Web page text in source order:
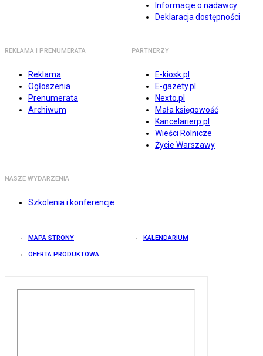
Informacje o nadawcy
Deklaracja dostępności
REKLAMA I PRENUMERATA
Reklama
Ogłoszenia
Prenumerata
Archiwum
PARTNERZY
E-kiosk.pl
E-gazety.pl
Nexto.pl
Mała księgowość
Kancelarierp.pl
Wieści Rolnicze
Życie Warszawy
NASZE WYDARZENIA
Szkolenia i konferencje
MAPA STRONY KALENDARIUM
OFERTA PRODUKTOWA